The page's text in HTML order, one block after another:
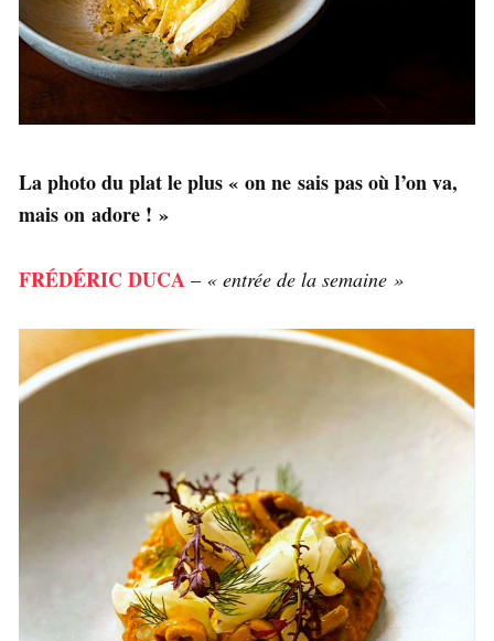
La photo du plat le plus « on ne sais pas où l’on va,
mais on adore ! »
FRÉDÉRIC DUCA – « entrée de la semaine »